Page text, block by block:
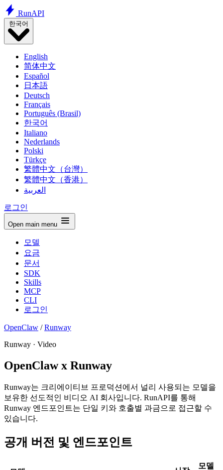
RunAPI
한국어
English
简体中文
Español
日本語
Deutsch
Français
Português (Brasil)
한국어
Italiano
Nederlands
Polski
Türkçe
繁體中文（台灣）
繁體中文（香港）
العربية
로그인
Open main menu
모델
요금
문서
SDK
Skills
MCP
CLI
로그인
OpenClaw /Runway
Runway · Video
OpenClaw x Runway
Runway는 크리에이티브 프로덕션에서 널리 사용되는 모델을
보유한 선도적인 비디오 AI 회사입니다. RunAPI를 통해
Runway 엔드포인트는 단일 키와 호출별 과금으로 접근할 수
있습니다.
공개 버전 및 엔드포인트
모델